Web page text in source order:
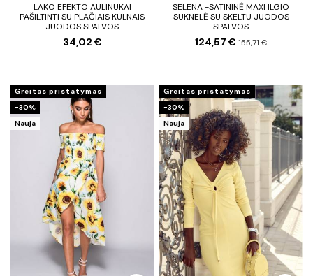
LAKO EFEKTO AULINUKAI
PAŠILTINTI SU PLAČIAIS KULNAIS
JUODOS SPALVOS
34,02 €
SELENA -SATININĖ MAXI ILGIO
SUKNELĖ SU SKELTU JUODOS
SPALVOS
124,57 € 155,71 €
Greitas pristatymas
−30%
Nauja
Greitas pristatymas
−30%
Nauja